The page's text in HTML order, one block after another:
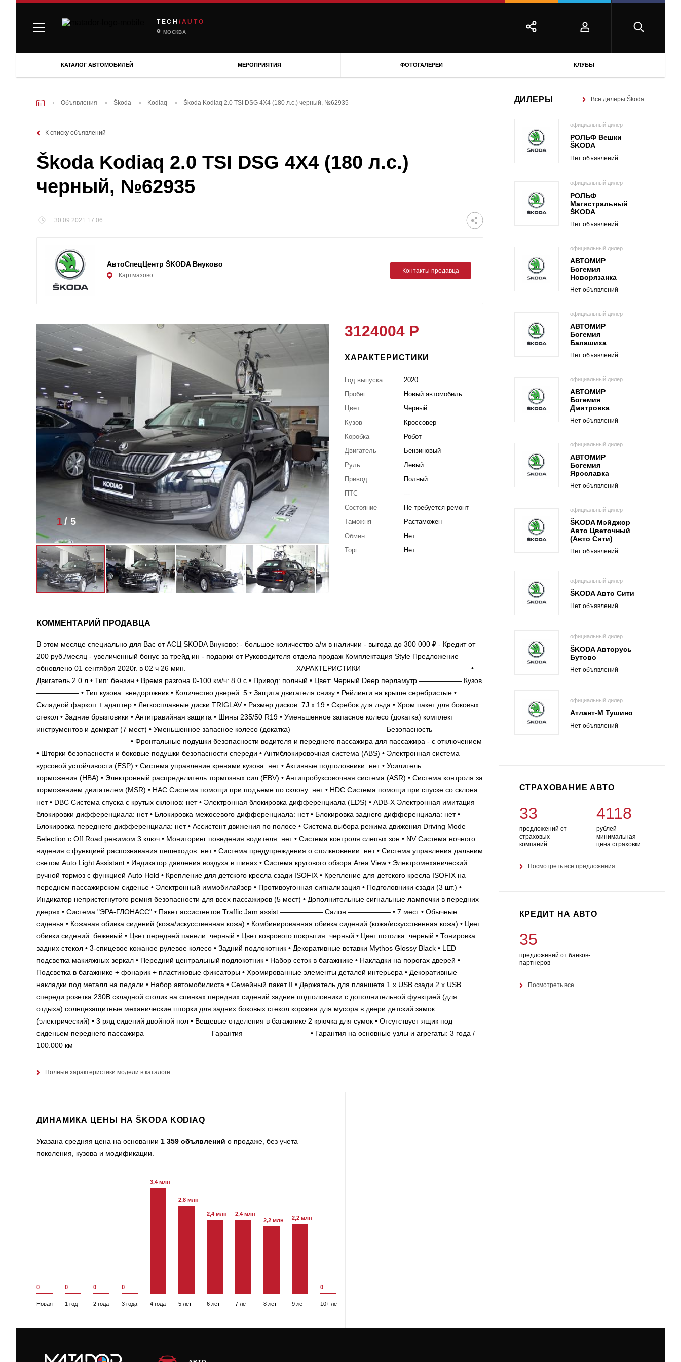
TECH /AUTO
МОСКВА
КАТАЛОГ АВТОМОБИЛЕЙ МЕРОПРИЯТИЯ ФОТОГАЛЕРЕИ КЛУБЫ
Объявления Škoda Kodiaq Škoda Kodiaq 2.0 TSI DSG 4X4 (180 л.с.) черный, №62935
К списку объявлений
Škoda Kodiaq 2.0 TSI DSG 4X4 (180 л.с.)
черный, №62935
30.09.2021 17:06
АвтоСпецЦентр ŠKODA Внуково
Картмазово
Контакты продавца
1/ 5
3124004 Р
ХАРАКТЕРИСТИКИ
Год выпуска
2020
Пробег
Новый автомобиль
Цвет
Черный
Кузов
Кроссовер
Коробка
Робот
Двигатель
Бензиновый
Руль
Левый
Привод
Полный
ПТС
---
Состояние
Не требуется ремонт
Таможня
Растаможен
Обмен
Нет
Торг
Нет
КОММЕНТАРИЙ ПРОДАВЦА
В этом месяце специально для Вас от АСЦ SKODA Внуково: - большое количество а/м в наличии - выгода до 300 000 ₽ - Кредит от
200 руб./месяц - увеличенный бонус за трейд ин - подарки от Руководителя отдела продаж Комплектация Style Предложение
обновлено 01 сентября 2020г. в 02 ч 26 мин. ——————————————— ХАРАКТЕРИСТИКИ ——————————————— •
Двигатель 2.0 л • Тип: бензин • Время разгона 0-100 км/ч: 8.0 c • Привод: полный • Цвет: Черный Deep перламутр —————— Кузов
—————— • Тип кузова: внедорожник • Количество дверей: 5 • Защита двигателя снизу • Рейлинги на крыше серебристые •
Складной фаркоп + адаптер • Легкосплавные диски TRIGLAV • Размер дисков: 7J x 19 • Скребок для льда • Хром пакет для боковых
стекол • Задние брызговики • Антигравийная защита • Шины 235/50 R19 • Уменьшенное запасное колесо (докатка) комплект
инструментов и домкрат (7 мест) • Уменьшенное запасное колесо (докатка) ————————————— Безопасность
————————————— • Фронтальные подушки безопасности водителя и переднего пассажира для пассажира - с отключением
• Шторки безопасности и боковые подушки безопасности спереди • Антиблокировочная система (ABS) • Электронная система
курсовой устойчивости (ESP) • Система управление кренами кузова: нет • Активные подголовники: нет • Усилитель
торможения (HBA) • Электронный распределитель тормозных сил (EBV) • Антипробуксовочная система (ASR) • Система контроля за
торможением двигателем (MSR) • HAC Система помощи при подъеме по склону: нет • HDC Система помощи при спуске со склона:
нет • DBC Система спуска с крутых склонов: нет • Электронная блокировка дифференциала (EDS) • ADB-X Электронная имитация
блокировки дифференциала: нет • Блокировка межосевого дифференциала: нет • Блокировка заднего дифференциала: нет •
Блокировка переднего дифференциала: нет • Ассистент движения по полосе • Система выбора режима движения Driving Mode
Selection с Off Road режимом 3 ключ • Мониторинг поведения водителя: нет • Система контроля слепых зон • NV Система ночного
видения с функцией распознавания пешеходов: нет • Система предупреждения о столкновении: нет • Система управления дальним
светом Auto Light Assistant • Индикатор давления воздуха в шинах • Система кругового обзора Area View • Электромеханический
ручной тормоз с функцией Auto Hold • Крепление для детского кресла сзади ISOFIX • Крепление для детского кресла ISOFIX на
переднем пассажирском сиденье • Электронный иммобилайзер • Противоугонная сигнализация • Подголовники сзади (3 шт.) •
Индикатор непристегнутого ремня безопасности для всех пассажиров (5 мест) • Дополнительные сигнальные лампочки в передних
дверях • Система "ЭРА-ГЛОНАСС" • Пакет ассистентов Traffic Jam assist —————— Салон —————— • 7 мест • Обычные
сиденья • Кожаная обивка сидений (кожа/искусственная кожа) • Комбинированная обивка сидений (кожа/искусственная кожа) • Цвет
обивки сидений: бежевый • Цвет передней панели: черный • Цвет коврового покрытия: черный • Цвет потолка: черный • Тонировка
задних стекол • 3-спицевое кожаное рулевое колесо • Задний подлокотник • Декоративные вставки Mythos Glossy Black • LED
подсветка макияжных зеркал • Передний центральный подлокотник • Набор сеток в багажнике • Накладки на порогах дверей •
Подсветка в багажнике + фонарик + пластиковые фиксаторы • Хромированные элементы деталей интерьера • Декоративные
накладки под металл на педали • Набор автомобилиста • Семейный пакет II • Держатель для планшета 1 x USB сзади 2 x USB
спереди розетка 230В складной столик на спинках передних сидений задние подголовники с дополнительной функцией (для
отдыха) солнцезащитные механические шторки для задних боковых стекол корзина для мусора в двери детский замок
(электрический) • 3 ряд сидений двойной пол • Вещевые отделения в багажнике 2 крючка для сумок • Отсутствует ящик под
сиденьем переднего пассажира ————————— Гарантия ————————— • Гарантия на основные узлы и агрегаты: 3 года /
100.000 км
Полные характеристики модели в каталоге
ДИНАМИКА ЦЕНЫ НА ŠKODA KODIAQ
Указана средняя цена на основании 1 359 объявлений о продаже, без учета
поколения, кузова и модификации.
0
Новая
0
1 год
0
2 года
0
3 года
3,4 млн
4 года
2,8 млн
5 лет
2,4 млн
6 лет
2,4 млн
7 лет
2,2 млн
8 лет
2,2 млн
9 лет
0
10+ лет
ДИЛЕРЫ Все дилеры Škoda
официальный дилер
РОЛЬФ Вешки
ŠKODA
Нет объявлений
официальный дилер
РОЛЬФ
Магистральный
ŠKODA
Нет объявлений
официальный дилер
АВТОМИР
Богемия
Новорязанка
Нет объявлений
официальный дилер
АВТОМИР
Богемия
Балашиха
Нет объявлений
официальный дилер
АВТОМИР
Богемия
Дмитровка
Нет объявлений
официальный дилер
АВТОМИР
Богемия
Ярославка
Нет объявлений
официальный дилер
ŠKODA Мэйджор
Авто Цветочный
(Авто Сити)
Нет объявлений
официальный дилер
ŠKODA Авто Сити
Нет объявлений
официальный дилер
ŠKODA Авторусь
Бутово
Нет объявлений
официальный дилер
Атлант-М Тушино
Нет объявлений
СТРАХОВАНИЕ АВТО
33
предложений от
страховых
компаний
4118
рублей —
минимальная
цена страховки
Посмотреть все предложения
КРЕДИТ НА АВТО
35
предложений от банков-
партнеров
Посмотреть все